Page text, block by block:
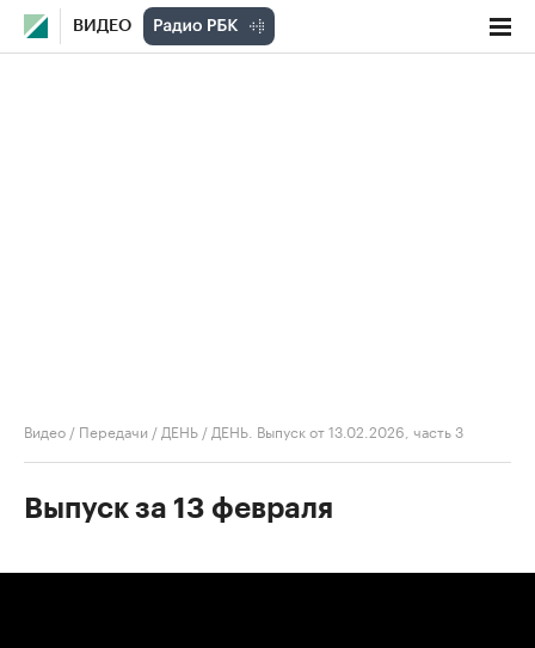
ВИДЕО
Видео / Передачи / ДЕНЬ / ДЕНЬ. Выпуск от 13.02.2026, часть 3
Выпуск за 13 февраля